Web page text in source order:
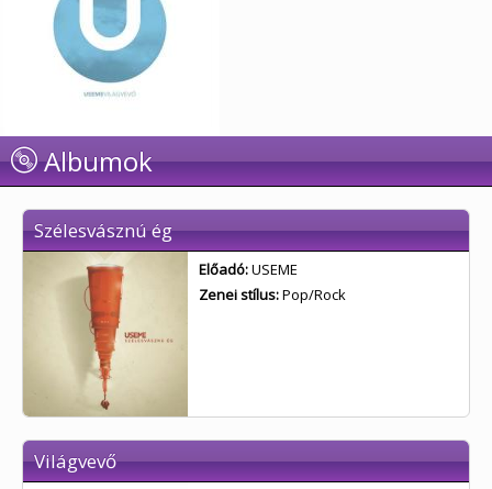
Albumok
Szélesvásznú ég
Előadó:USEME
Zenei stílus:Pop/Rock
Világvevő